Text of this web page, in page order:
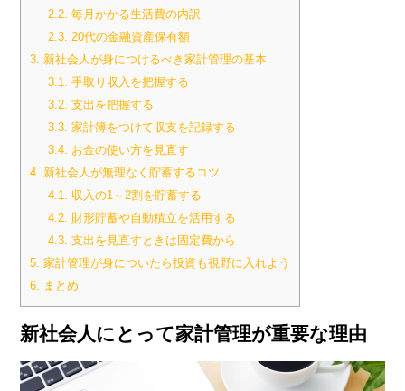
2.2. 毎月かかる生活費の内訳
2.3. 20代の金融資産保有額
3. 新社会人が身につけるべき家計管理の基本
3.1. 手取り収入を把握する
3.2. 支出を把握する
3.3. 家計簿をつけて収支を記録する
3.4. お金の使い方を見直す
4. 新社会人が無理なく貯蓄するコツ
4.1. 収入の1～2割を貯蓄する
4.2. 財形貯蓄や自動積立を活用する
4.3. 支出を見直すときは固定費から
5. 家計管理が身についたら投資も視野に入れよう
6. まとめ
新社会人にとって家計管理が重要な理由